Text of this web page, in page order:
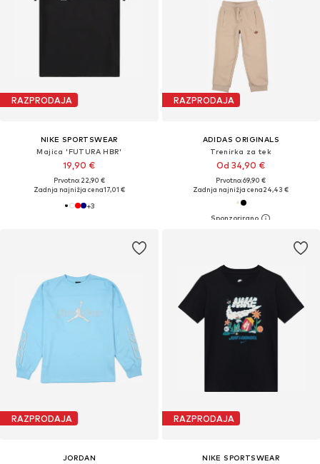
RAZPRODAJA
NIKE SPORTSWEAR
Majica 'FUTURA HBR'
19,90 €
Prvotno: 22,90 €
Zadnja najnižja cena17,01 €
+3
RAZPRODAJA
ADIDAS ORIGINALS
Trenirka za tek
Od 34,90 €
Prvotno: 69,90 €
Zadnja najnižja cena24,43 €
RAZPRODAJA
JORDAN
RAZPRODAJA
NIKE SPORTSWEAR